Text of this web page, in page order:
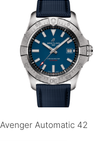
Avenger Automatic 42